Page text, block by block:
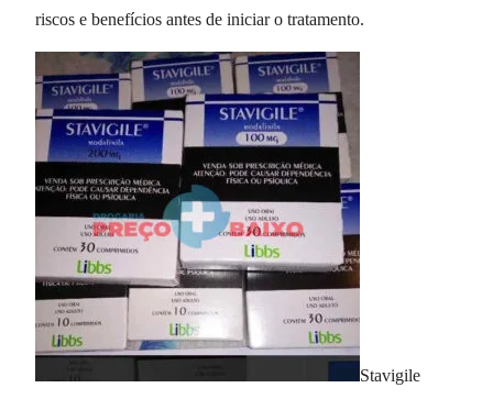
riscos e benefícios antes de iniciar o tratamento.
Stavigile